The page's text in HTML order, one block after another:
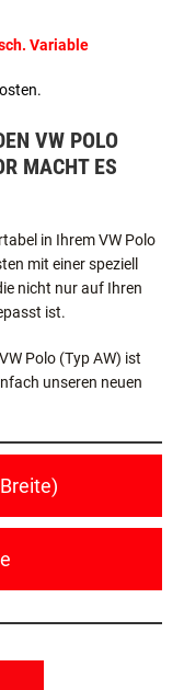
Variable
VW POLO
MACHT ES
in Ihrem VW Polo
mit einer speziell
nicht nur auf Ihren
ist.
Polo (Typ AW) ist
unseren neuen